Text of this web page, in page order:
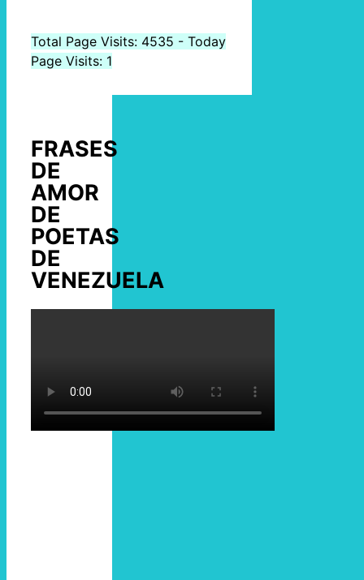
Total Page Visits: 4535 - Today
Page Visits: 1
FRASES
DE
AMOR
DE
POETAS
DE
VENEZUELA